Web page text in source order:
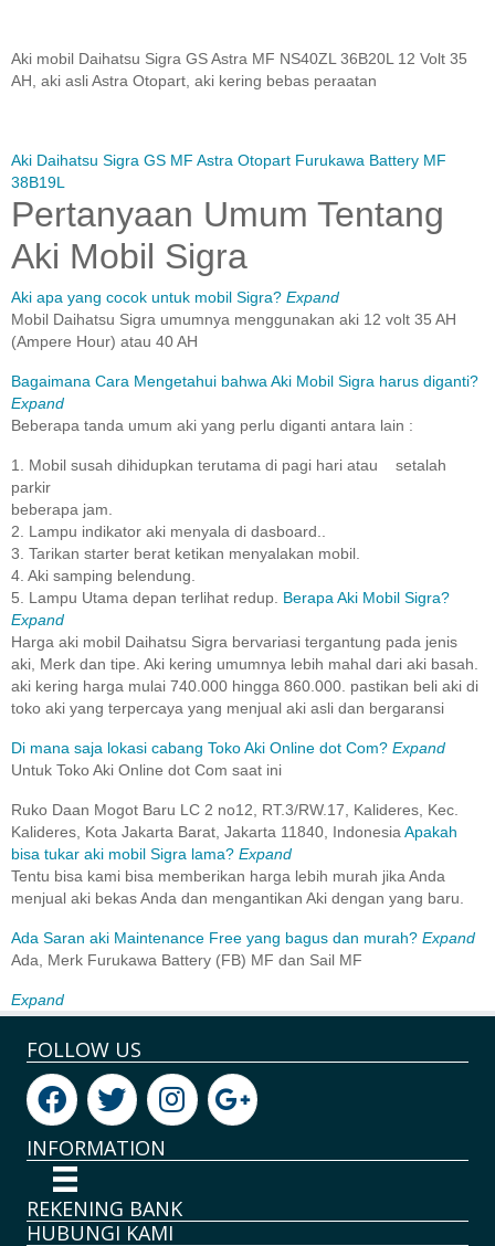
Aki mobil Daihatsu Sigra GS Astra MF NS40ZL 36B20L 12 Volt 35
AH, aki asli Astra Otopart, aki kering bebas peraatan
Aki Daihatsu Sigra GS MF Astra Otopart Furukawa Battery MF
38B19L
Pertanyaan Umum Tentang
Aki Mobil Sigra
Aki apa yang cocok untuk mobil Sigra? Expand
Mobil Daihatsu Sigra umumnya menggunakan aki 12 volt 35 AH
(Ampere Hour) atau 40 AH
Bagaimana Cara Mengetahui bahwa Aki Mobil Sigra harus diganti?
Expand
Beberapa tanda umum aki yang perlu diganti antara lain :
1. Mobil susah dihidupkan terutama di pagi hari atau setalah
parkir
beberapa jam.
2. Lampu indikator aki menyala di dasboard..
3. Tarikan starter berat ketikan menyalakan mobil.
4. Aki samping belendung.
5. Lampu Utama depan terlihat redup. Berapa Aki Mobil Sigra?
Expand
Harga aki mobil Daihatsu Sigra bervariasi tergantung pada jenis
aki, Merk dan tipe. Aki kering umumnya lebih mahal dari aki basah.
aki kering harga mulai 740.000 hingga 860.000. pastikan beli aki di
toko aki yang terpercaya yang menjual aki asli dan bergaransi
Di mana saja lokasi cabang Toko Aki Online dot Com? Expand
Untuk Toko Aki Online dot Com saat ini
Ruko Daan Mogot Baru LC 2 no12, RT.3/RW.17, Kalideres, Kec.
Kalideres, Kota Jakarta Barat, Jakarta 11840, IndonesiaApakah
bisa tukar aki mobil Sigra lama? Expand
Tentu bisa kami bisa memberikan harga lebih murah jika Anda
menjual aki bekas Anda dan mengantikan Aki dengan yang baru.
Ada Saran aki Maintenance Free yang bagus dan murah? Expand
Ada, Merk Furukawa Battery (FB) MF dan Sail MF
Expand
FOLLOW US
INFORMATION
REKENING BANK
HUBUNGI KAMI